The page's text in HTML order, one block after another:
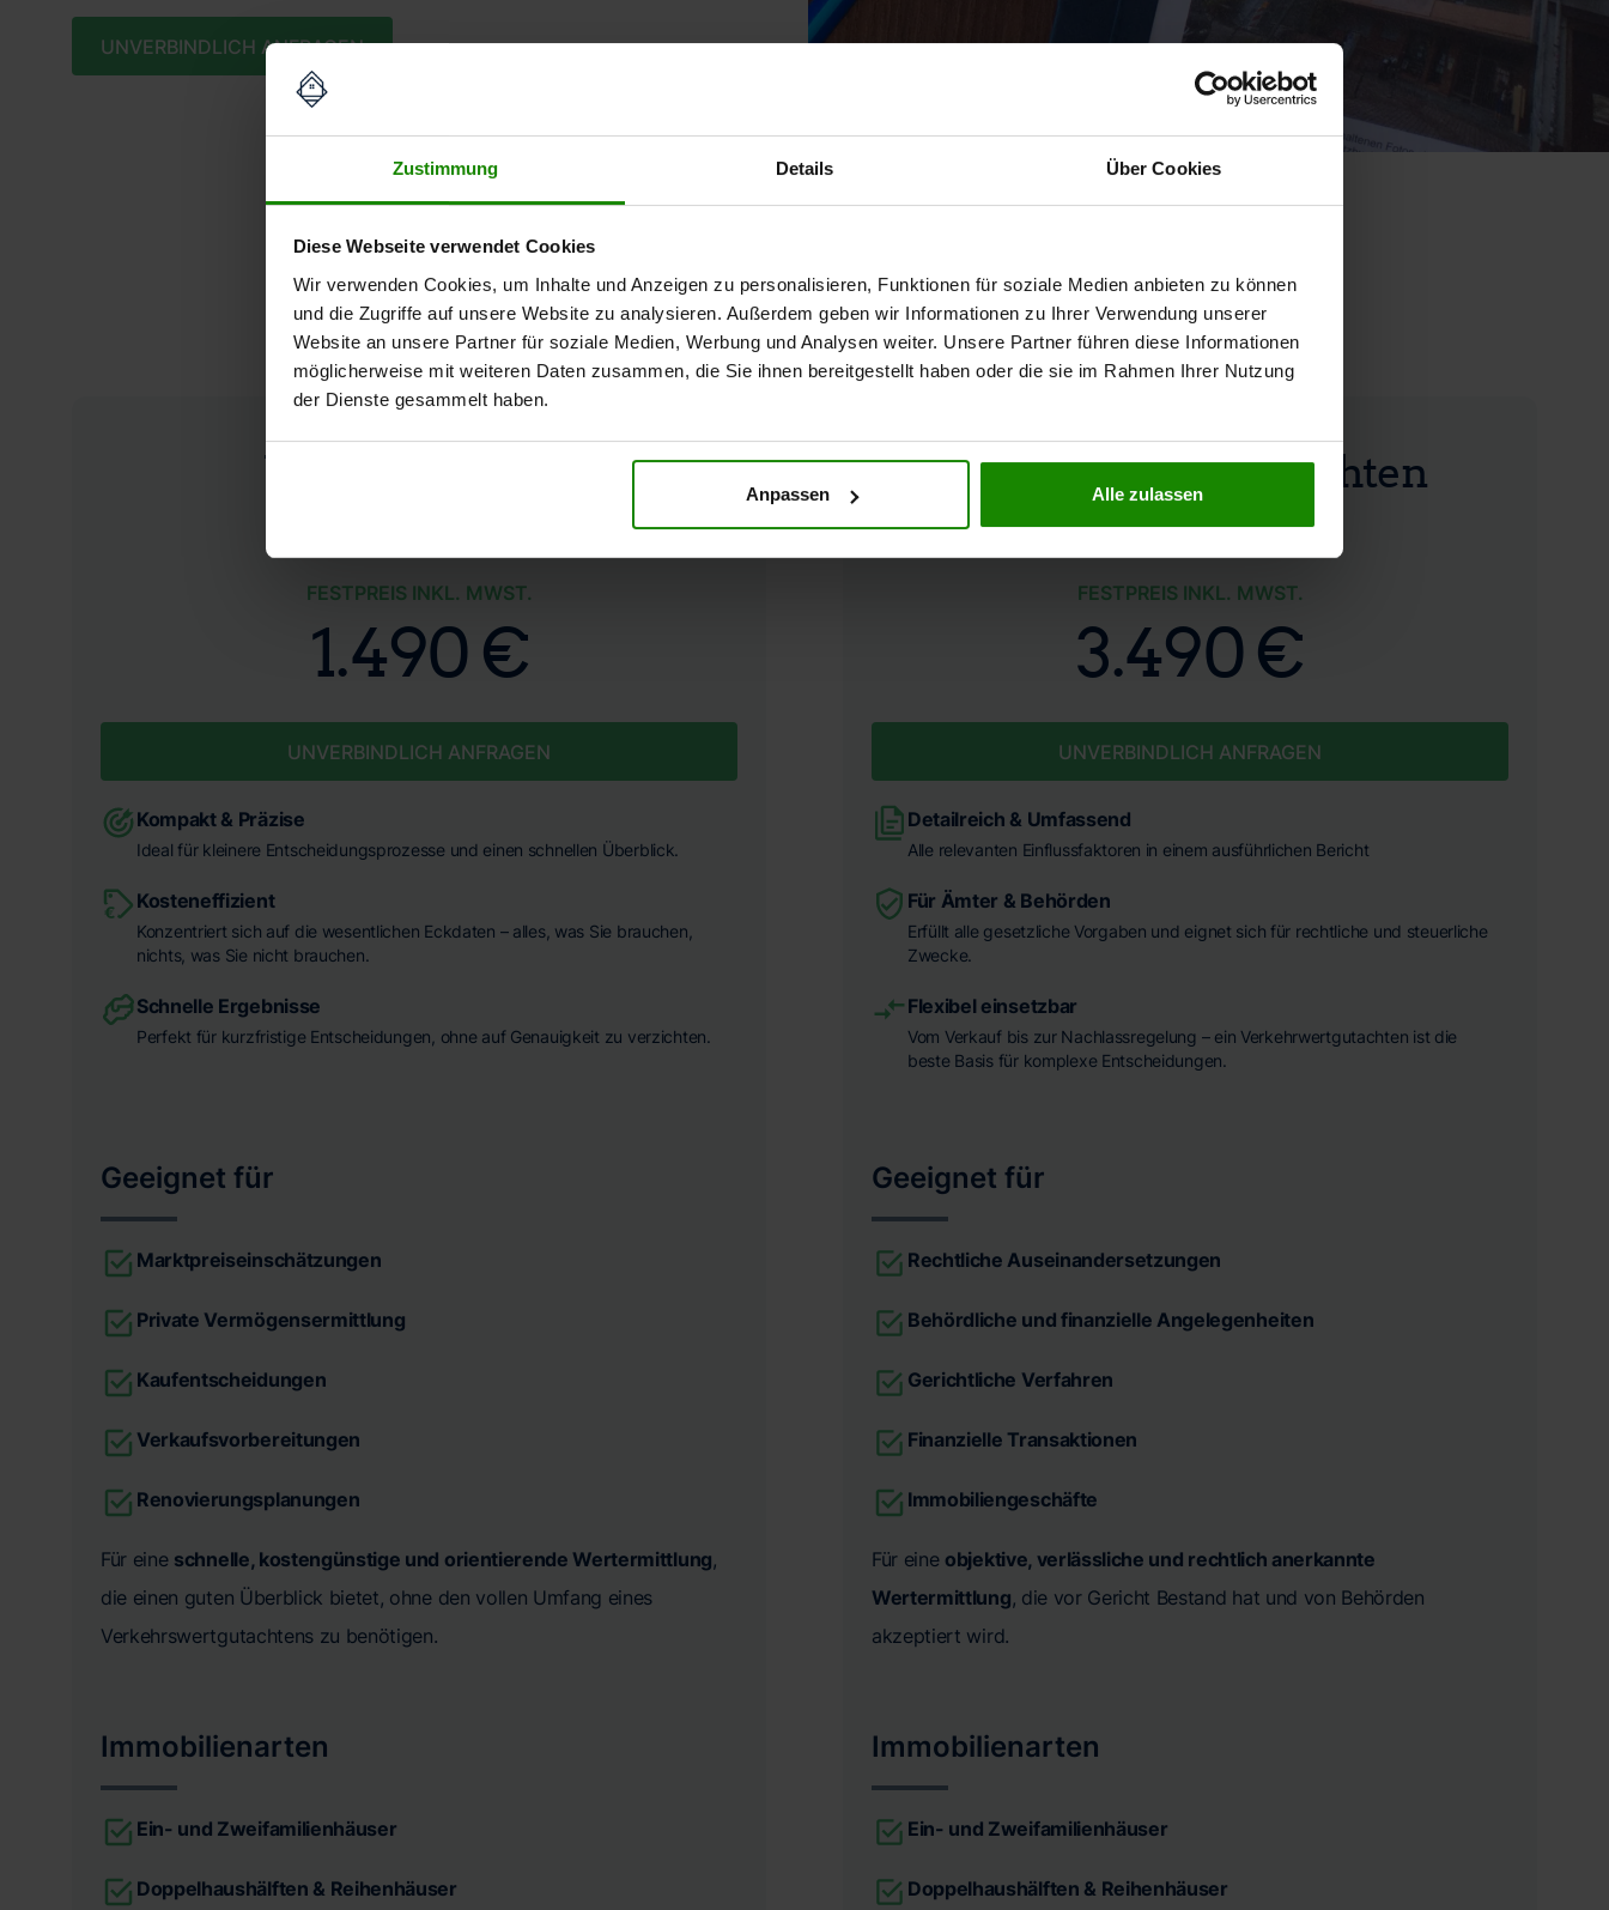
Zustimmung Details Über Cookies
Diese Webseite verwendet Cookies
Wir verwenden Cookies, um Inhalte und Anzeigen zu personalisieren, Funktionen für soziale Medien anbieten zu können
und die Zugriffe auf unsere Website zu analysieren. Außerdem geben wir Informationen zu Ihrer Verwendung unserer
Website an unsere Partner für soziale Medien, Werbung und Analysen weiter. Unsere Partner führen diese Informationen
möglicherweise mit weiteren Daten zusammen, die Sie ihnen bereitgestellt haben oder die sie im Rahmen Ihrer Nutzung
der Dienste gesammelt haben.
Anpassen Alle zulassen
UNVERBINDLICH ANFRAGEN
Unsere Leistungen und Preise
Wertgutachten
FESTPREIS INKL. MWST.
1.490 €
UNVERBINDLICH ANFRAGEN
Kompakt & Präzise
Ideal für kleinere Entscheidungsprozesse und einen schnellen Überblick.
Kosteneffizient
Konzentriert sich auf die wesentlichen Eckdaten – alles, was Sie brauchen,
nichts, was Sie nicht brauchen.
Schnelle Ergebnisse
Perfekt für kurzfristige Entscheidungen, ohne auf Genauigkeit zu verzichten.
Geeignet für
Marktpreiseinschätzungen
Private Vermögensermittlung
Kaufentscheidungen
Verkaufsvorbereitungen
Renovierungsplanungen
Für eine schnelle, kostengünstige und orientierende Wertermittlung,
die einen guten Überblick bietet, ohne den vollen Umfang eines
Verkehrswertgutachtens zu benötigen.
Immobilienarten
Ein- und Zweifamilienhäuser
Doppelhaushälften & Reihenhäuser
Verkehrswertgutachten
FESTPREIS INKL. MWST.
3.490 €
UNVERBINDLICH ANFRAGEN
Detailreich & Umfassend
Alle relevanten Einflussfaktoren in einem ausführlichen Bericht
Für Ämter & Behörden
Erfüllt alle gesetzliche Vorgaben und eignet sich für rechtliche und steuerliche
Zwecke.
Flexibel einsetzbar
Vom Verkauf bis zur Nachlassregelung – ein Verkehrwertgutachten ist die
beste Basis für komplexe Entscheidungen.
Geeignet für
Rechtliche Auseinandersetzungen
Behördliche und finanzielle Angelegenheiten
Gerichtliche Verfahren
Finanzielle Transaktionen
Immobiliengeschäfte
Für eine objektive, verlässliche und rechtlich anerkannte
Wertermittlung, die vor Gericht Bestand hat und von Behörden
akzeptiert wird.
Immobilienarten
Ein- und Zweifamilienhäuser
Doppelhaushälften & Reihenhäuser